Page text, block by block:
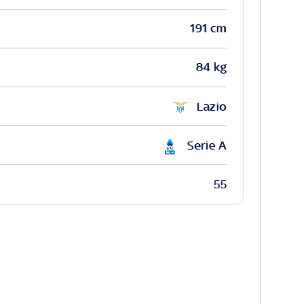
191 cm
84 kg
Lazio
Serie A
55